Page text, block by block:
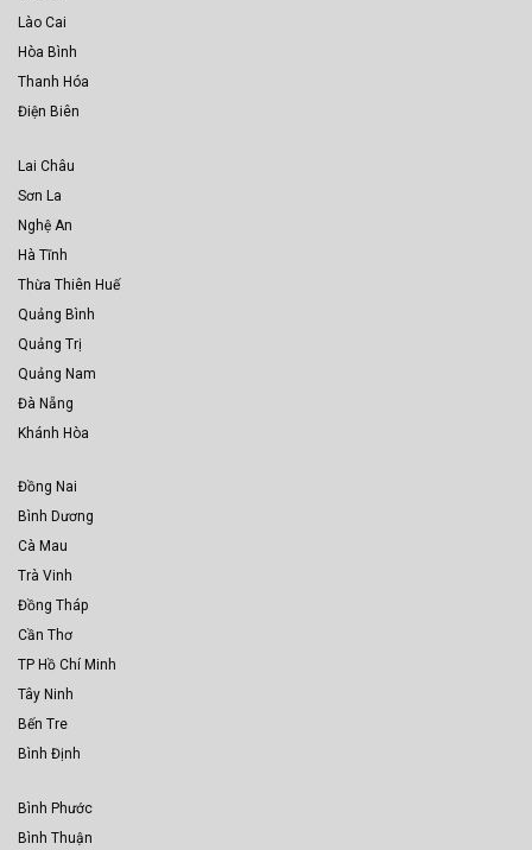
Lào Cai
Hòa Bình
Thanh Hóa
Điện Biên
Lai Châu
Sơn La
Nghệ An
Hà Tĩnh
Thừa Thiên Huế
Quảng Bình
Quảng Trị
Quảng Nam
Đà Nẵng
Khánh Hòa
Đồng Nai
Bình Dương
Cà Mau
Trà Vinh
Đồng Tháp
Cần Thơ
TP Hồ Chí Minh
Tây Ninh
Bến Tre
Bình Định
Bình Phước
Bình Thuận